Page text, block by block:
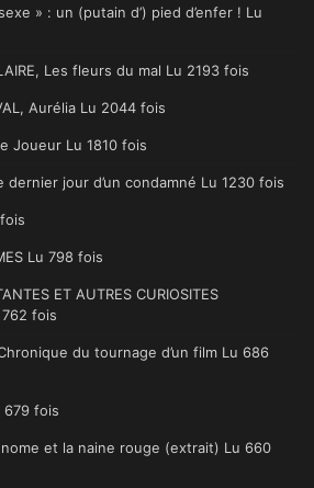
» : un (putain d’) pied d’enfer ! Lu
Les fleurs du mal Lu 2193 fois
Aurélia Lu 2044 fois
Joueur Lu 1810 fois
dernier jour d’un condamné Lu 1230 fois
Lu 798 fois
ET AUTRES CURIOSITES
762 fois
du tournage d’un film Lu 686
679 fois
et la naine rouge (extrait) Lu 660